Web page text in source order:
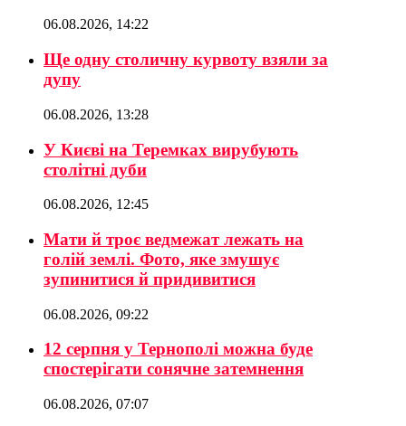
06.08.2026, 14:22
Ще одну столичну курвоту взяли за
дупу
06.08.2026, 13:28
У Києві на Теремках вирубують
столітні дуби
06.08.2026, 12:45
Мати й троє ведмежат лежать на
голій землі. Фото, яке змушує
зупинитися й придивитися
06.08.2026, 09:22
12 серпня у Тернополі можна буде
спостерігати сонячне затемнення
06.08.2026, 07:07